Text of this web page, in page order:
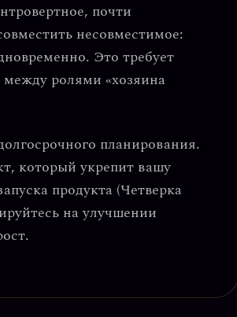
почти
несовместимое:
Это требует
ролями «хозяина
планирования.
который укрепит вашу
продукта (Четверка
на улучшении